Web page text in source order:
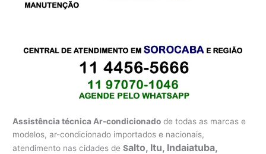
Assistência técnica Ar-condicionado de todas as marcas e
modelos, ar-condicionado importados e nacionais,
atendimento nas cidades deSalto, Itu, Indaiatuba,